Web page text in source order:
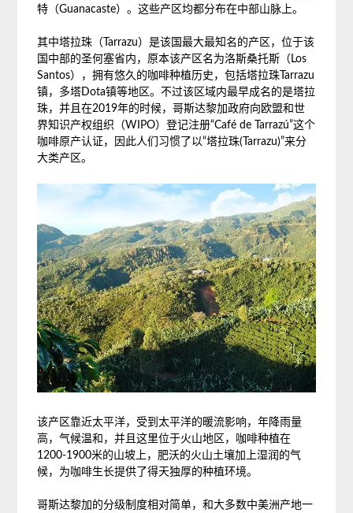
特（Guanacaste）。这些产区均都分布在中部山脉上。
其中塔拉珠（Tarrazu）是该国最大最知名的产区，位于该
国中部的圣何塞省内，原本该产区名为洛斯桑托斯（Los
Santos），拥有悠久的咖啡种植历史，包括塔拉珠Tarrazu
镇，多塔Dota镇等地区。不过该区域内最早成名的是塔拉
珠，并且在2019年的时候，哥斯达黎加政府向欧盟和世
界知识产权组织（WIPO）登记注册“Café de Tarrazú”这个
咖啡原产认证，因此人们习惯了以“塔拉珠(Tarrazu)”来分
大类产区。
该产区靠近太平洋，受到太平洋的暖流影响，年降雨量
高，气候温和，并且这里位于火山地区，咖啡种植在
1200-1900米的山坡上，肥沃的火山土壤加上湿润的气
候，为咖啡生长提供了得天独厚的种植环境。
哥斯达黎加的分级制度相对简单，和大多数中美洲产地一